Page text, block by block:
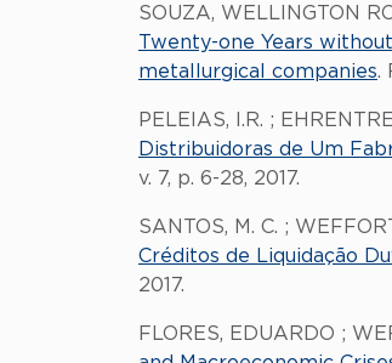
SOUZA, WELLINGTON
Twenty-one Years
metallurgical companies.
PELEIAS, I.R. ;
Distribuidoras de Um
v. 7, p. 6-28, 2017.
SANTOS, M. C. ;
Créditos de Liquidação
2017.
FLORES, EDUARDO ;